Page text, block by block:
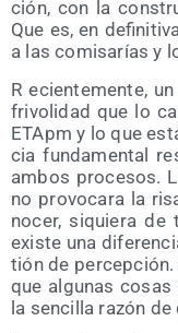
ción, con la
Que es, en
a las comi­sa­rías y
R ecien­te­men­te,
fri­vo­li­dad que lo
ETApm y lo que
cia fun­da­men­tal
ambos pro­ce­sos.
no pro­vo­ca­ra la
no­cer, siquie­ra de
exis­te una
tión de per­cep­ción.
que algu­nas
la sen­ci­lla razón de